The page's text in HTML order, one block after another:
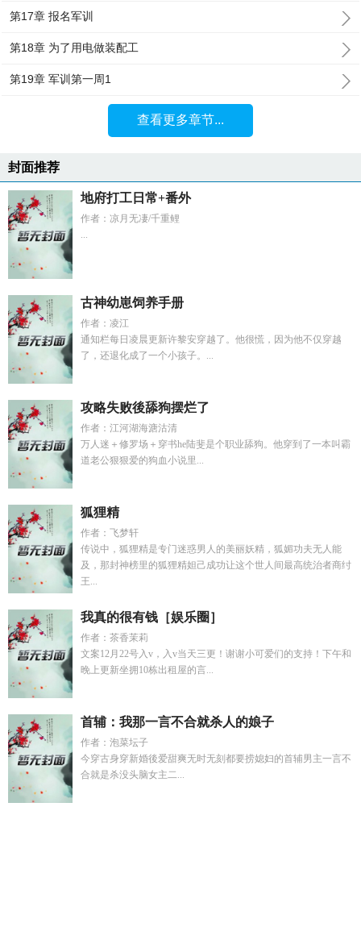
第17章 报名军训
第18章 为了用电做装配工
第19章 军训第一周1
查看更多章节...
封面推荐
地府打工日常+番外
作者：凉月无凄/千重鲤
...
古神幼崽饲养手册
作者：凌江
通知栏每日凌晨更新许黎安穿越了。他很慌，因为他不仅穿越
了，还退化成了一个小孩子。...
攻略失败後舔狗摆烂了
作者：江河湖海溏沽清
万人迷＋修罗场＋穿书he陆斐是个职业舔狗。他穿到了一本叫霸
道老公狠狠爱的狗血小说里...
狐狸精
作者：飞梦轩
传说中，狐狸精是专门迷惑男人的美丽妖精，狐媚功夫无人能
及，那封神榜里的狐狸精妲己成功让这个世人间最高统治者商纣
王...
我真的很有钱［娱乐圈］
作者：茶香茉莉
文案12月22号入v，入v当天三更！谢谢小可爱们的支持！下午和
晚上更新坐拥10栋出租屋的言...
首辅：我那一言不合就杀人的娘子
作者：泡菜坛子
今穿古身穿新婚後爱甜爽无时无刻都要捞媳妇的首辅男主一言不
合就是杀没头脑女主二...